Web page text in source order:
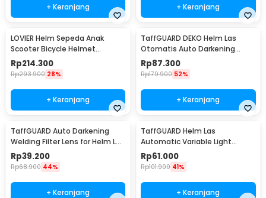
+ Keranjang + Keranjang
LOVIER Helm Sepeda Anak
Scooter Bicycle Helmet
Outdoor Sports - K50
Rp214.300
Rp293.900 28%
+ Keranjang
TaffGUARD DEKO Helm Las
Otomatis Auto Darkening
Welding Helmet - HW24
Rp87.300
Rp179.900 52%
+ Keranjang
TaffGUARD Auto Darkening
Welding Filter Lens for Helm Las
- TX500CF
Rp39.200
Rp68.900 44%
+ Keranjang
TaffGUARD Helm Las
Automatic Variable Light
Welding Mask Cap Shield -
HJ30
Rp61.000
Rp101.900 41%
+ Keranjang